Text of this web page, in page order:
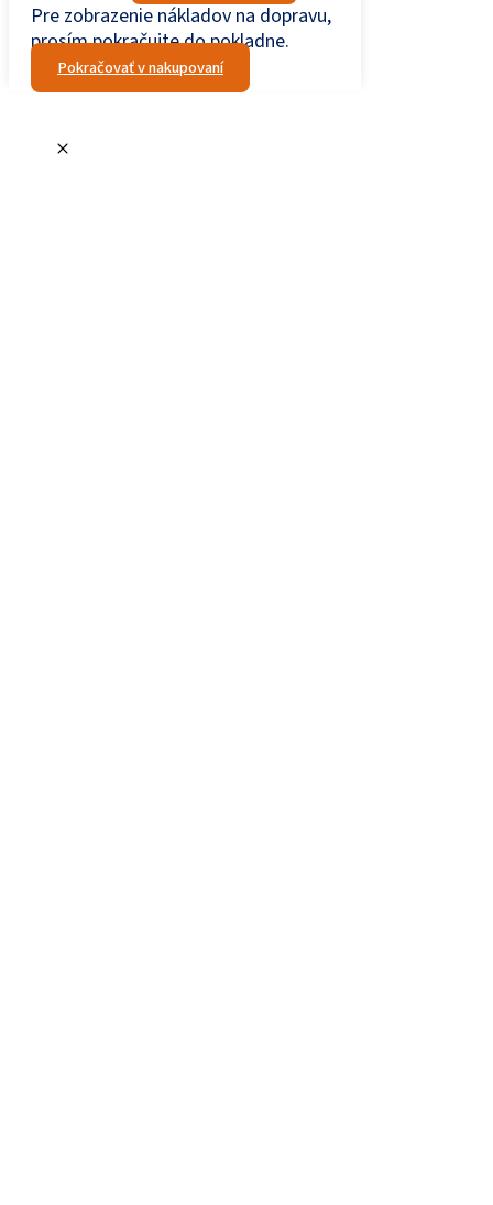
Pre zobrazenie nákladov na dopravu,
prosím pokračujte do pokladne.
Pokračovať v nakupovaní